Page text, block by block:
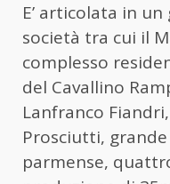
E’ articolata in
società tra cui il
complesso
del Cavallino
Lanfranco
Prosciutti,
parmense,